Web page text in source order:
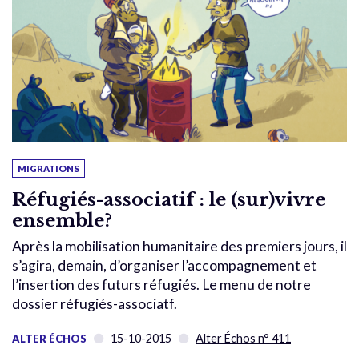
MIGRATIONS
Réfugiés-associatif : le (sur)vivre
ensemble?
Après la mobilisation humanitaire des premiers jours, il
s’agira, demain, d’organiser l’accompagnement et
l’insertion des futurs réfugiés. Le menu de notre
dossier réfugiés-associatf.
ALTER ÉCHOS 15-10-2015 Alter Échos n° 411